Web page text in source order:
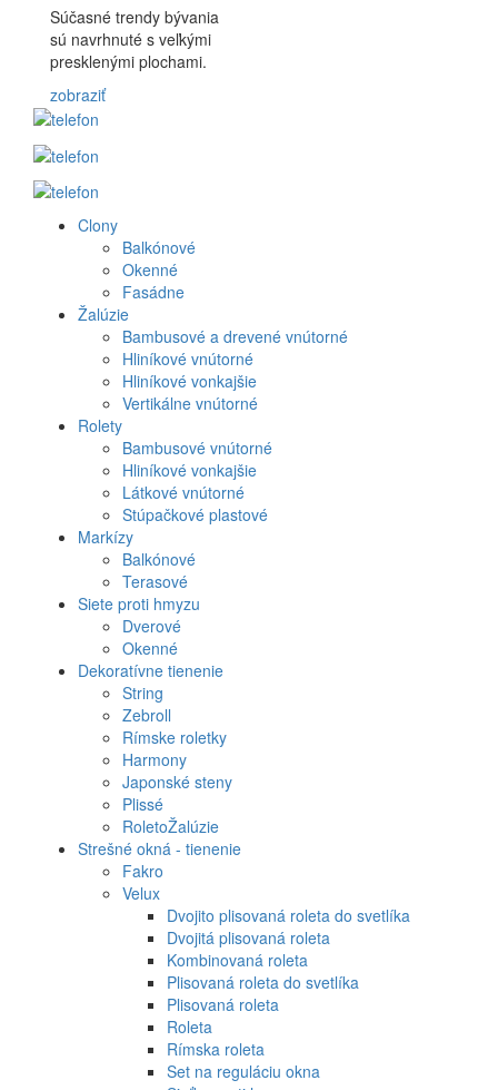
Súčasné trendy bývania
sú navrhnuté s veľkými
presklenými plochami.
zobraziť
Produkt
menu
Clony
Balkónové
Okenné
Fasádne
Žalúzie
Bambusové a drevené vnútorné
Hliníkové vnútorné
Hliníkové vonkajšie
Vertikálne vnútorné
Rolety
Bambusové vnútorné
Hliníkové vonkajšie
Látkové vnútorné
Stúpačkové plastové
Markízy
Balkónové
Terasové
Siete proti hmyzu
Dverové
Okenné
Dekoratívne tienenie
String
Zebroll
Rímske roletky
Harmony
Japonské steny
Plissé
RoletoŽalúzie
Strešné okná - tienenie
Fakro
Velux
Dvojito plisovaná roleta do svetlíka
Dvojitá plisovaná roleta
Kombinovaná roleta
Plisovaná roleta do svetlíka
Plisovaná roleta
Roleta
Rímska roleta
Set na reguláciu okna